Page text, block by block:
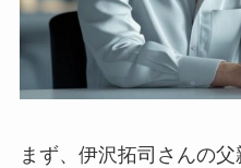
まず、伊沢拓司さんの